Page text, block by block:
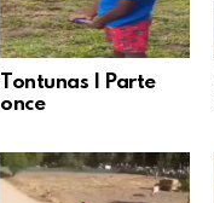
Tontunas | Parte
once